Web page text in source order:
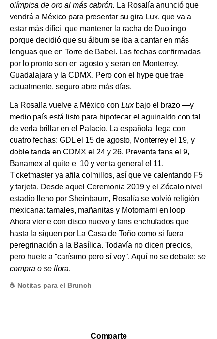
olímpica de oro al más cabrón. La Rosalía anunció que
vendrá a México para presentar su gira Lux, que va a
estar más difícil que mantener la racha de Duolingo
porque decidió que su álbum se iba a cantar en más
lenguas que en Torre de Babel. Las fechas confirmadas
por lo pronto son en agosto y serán en Monterrey,
Guadalajara y la CDMX. Pero con el hype que trae
actualmente, seguro abre más días.
La Rosalía vuelve a México con Luxbajo el brazo —y
medio país está listo para hipotecar el aguinaldo con tal
de verla brillar en el Palacio. La española llega con
cuatro fechas: GDL el 15 de agosto, Monterrey el 19, y
doble tanda en CDMX el 24 y 26. Preventa fans el 9,
Banamex al quite el 10 y venta general el 11.
Ticketmaster ya afila colmillos, así que ve calentando F5
y tarjeta. Desde aquel Ceremonia 2019 y el Zócalo nivel
estadio lleno por Sheinbaum, Rosalía se volvió religión
mexicana: tamales, mañanitas y Motomami en loop.
Ahora viene con disco nuevo y fans enchufados que
hasta la siguen por La Casa de Toño como si fuera
peregrinación a la Basílica. Todavía no dicen precios,
pero huele a “carísimo pero sí voy”. Aquí no se debate: se
compra o se llora.
☕ Notitas para el Brunch
Comparte